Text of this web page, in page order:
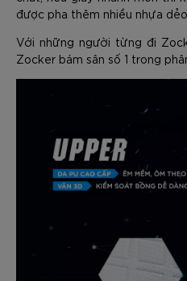
được pha thêm nhiều nhựa dẻo.
Với những người từng đi
Zocker bám sân số 1 trong